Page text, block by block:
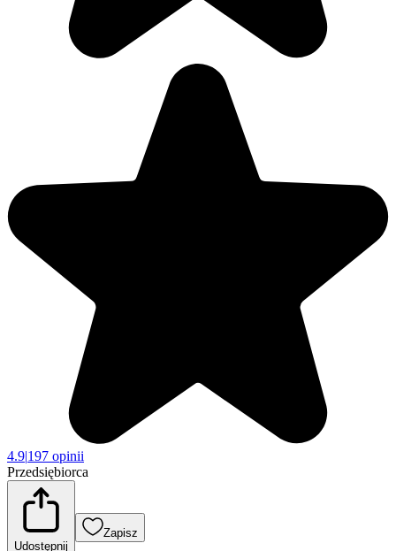
4.9|197 opinii
Przedsiębiorca
Udostępnij
Zapisz